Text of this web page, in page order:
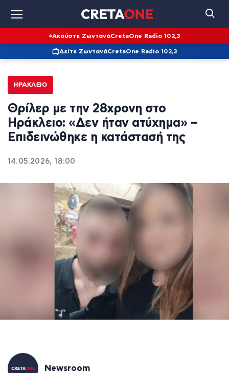
Ακούστε ΖωντανάCretaOne Radio 102,3
Δείτε ΖωντανάCretaOne Radio 102,3
ΗΡΆΚΛΕΙΟ
Θρίλερ με την 28χρονη στο
Ηράκλειο: «Δεν ήταν ατύχημα» –
Επιδεινώθηκε η κατάστασή της
14.05.2026, 18:00
Newsroom